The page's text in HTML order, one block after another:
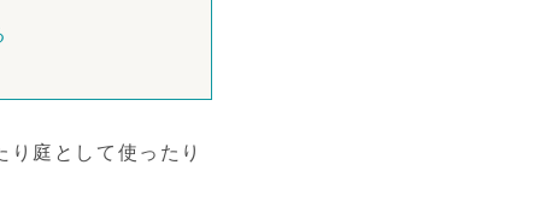
庭として使ったり